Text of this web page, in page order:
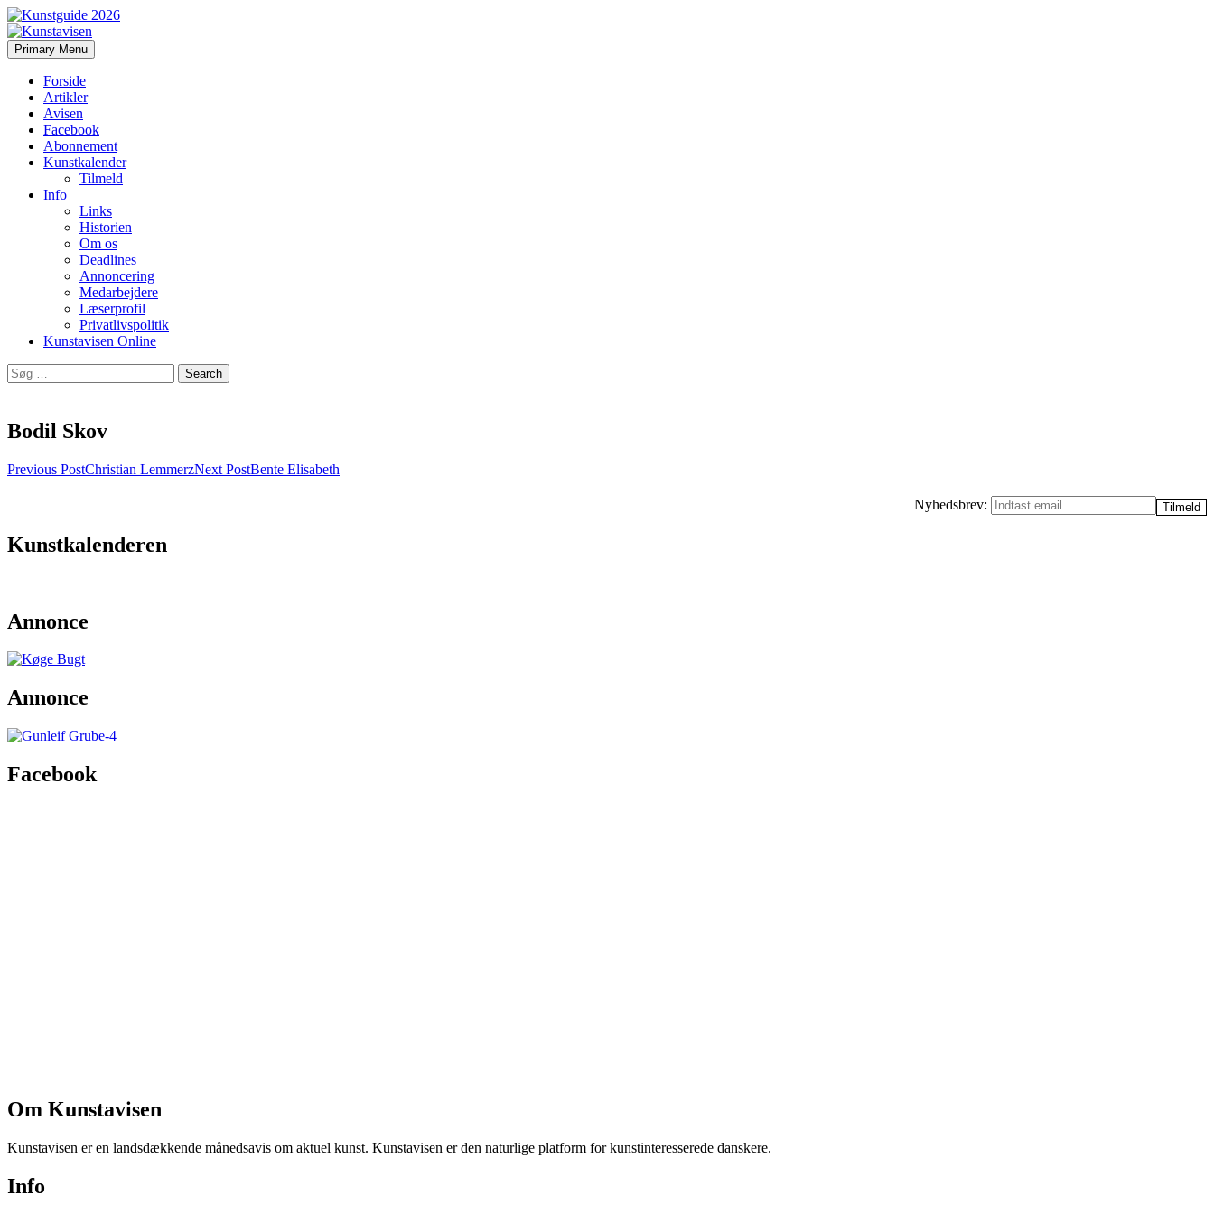
Kunstavisen
Search
Primary Menu Skip
to
Forside
Artikler
Avisen
Facebook
Abonnement
Kunstkalender
Tilmeld
Info
Links
Historien
Om os
Deadlines
Annoncering
Medarbejdere
Læserprofil
Privatlivspolitik
Kunstavisen Online
Search
for:
Bodil Skov
Post
Previous PostChristian LemmerzNext PostBente Elisabeth
Nyhedsbrev:
Kunstkalenderen
Annonce
Annonce
Facebook
Om Kunstavisen
Kunstavisen er en landsdækkende månedsavis om aktuel kunst. Kunstavisen er den naturlige platform for kunstinteresserede danskere.
Info